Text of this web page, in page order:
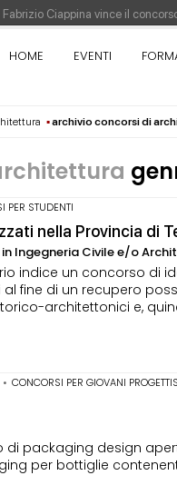
HOME EVENTI
▪archivio concorsi di
PER STUDENTI
nella Provincia di
Ingegneria Civile e/o
indice un concorso di
fine di un recupero
architettonici e,
• CONCORSI PER GIOVANI
packaging design
per bottiglie
Ciappina vince il
del prezzo alla
- Concorso di